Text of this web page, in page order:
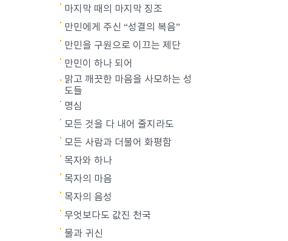
마지막 때의 마지막 징조
만민에게 주신 “성결의 복음”
만민을 구원으로 이끄는 제단
만민이 하나 되어
맑고 깨끗한 마음을 사모하는 성
도들
명심
모든 것을 다 내어 줄지라도
모든 사람과 더불어 화평함
목자와 하나
목자의 마음
목자의 음성
무엇보다도 값진 천국
물과 귀신